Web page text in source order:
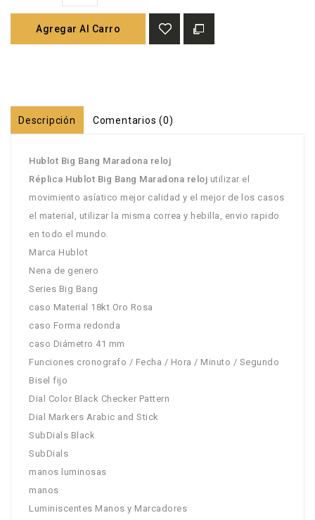
Agregar Al Carro
Descripción Comentarios (0)
Hublot Big Bang Maradona reloj
Réplica Hublot Big Bang Maradona reloj utilizar el
movimiento asíatico mejor calidad y el mejor de los casos
el material, utilizar la misma correa y hebilla, envio rapido
en todo el mundo.
Marca Hublot
Nena de genero
Series Big Bang
caso Material 18kt Oro Rosa
caso Forma redonda
caso Diámetro 41 mm
Funciones cronografo / Fecha / Hora / Minuto / Segundo
Bisel fijo
Dial Color Black Checker Pattern
Dial Markers Arabic and Stick
SubDials Black
SubDials
manos luminosas
manos
Luminiscentes Manos y Marcadores